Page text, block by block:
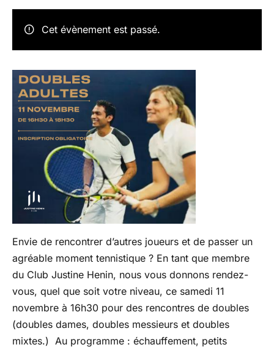
Cet évènement est passé.
Envie de rencontrer d’autres joueurs et de passer un
agréable moment tennistique ? En tant que membre
du Club Justine Henin, nous vous donnons rendez-
vous, quel que soit votre niveau, ce samedi 11
novembre à 16h30 pour des rencontres de doubles
(doubles dames, doubles messieurs et doubles
mixtes.) Au programme : échauffement, petits